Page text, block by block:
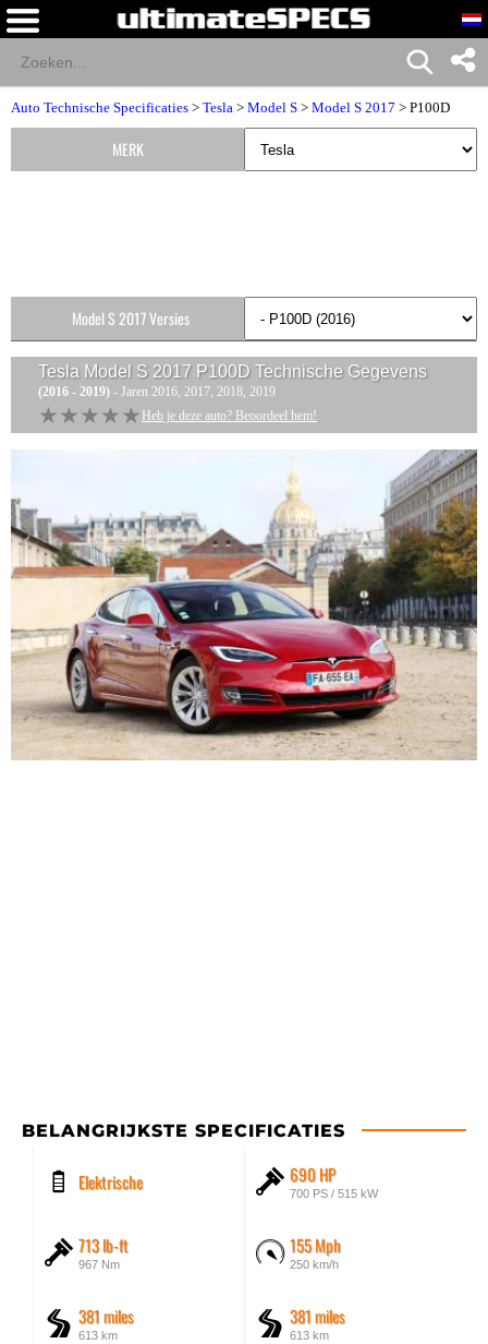
Auto Technische Specificaties > Tesla > Model S > Model S 2017 > P100D
Tesla Model S 2017 P100D Technische Gegevens
(2016 - 2019) - Jaren 2016, 2017, 2018, 2019
★★★★★
★★★★★ Heb je deze auto? Beoordeel hem!
BELANGRIJKSTE SPECIFICATIES
Elektrische 690 HP
700 PS / 515 kW
713 lb-ft
967 Nm
155 Mph
250 km/h
381 miles
613 km
381 miles
613 km
MERK
Model S 2017 Versies